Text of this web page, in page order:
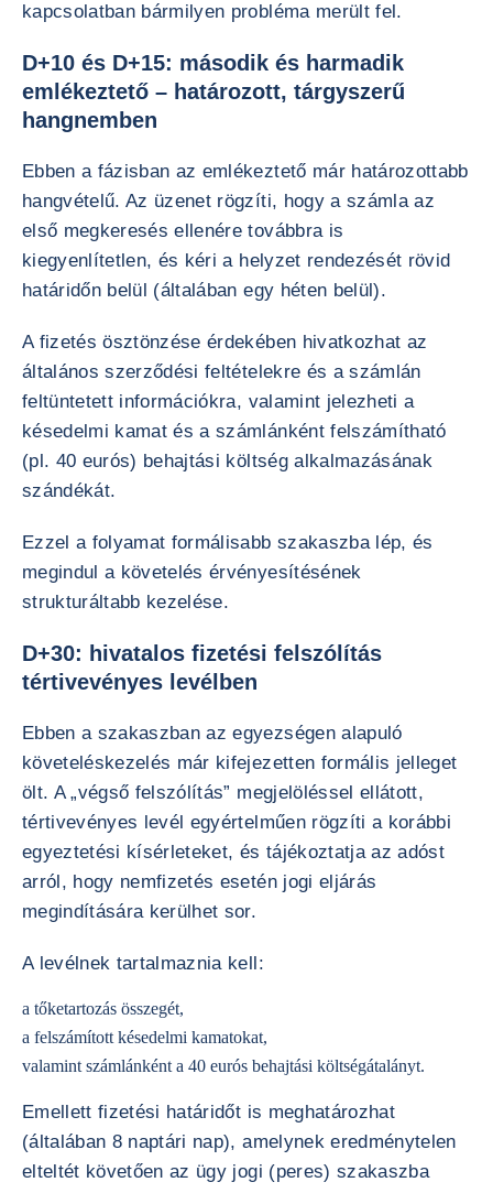
kapcsolatban bármilyen probléma merült fel.
D+10 és D+15: második és harmadik
emlékeztető – határozott, tárgyszerű
hangnemben
Ebben a fázisban az emlékeztető már határozottabb
hangvételű. Az üzenet rögzíti, hogy a számla az
első megkeresés ellenére továbbra is
kiegyenlítetlen, és kéri a helyzet rendezését rövid
határidőn belül (általában egy héten belül).
A fizetés ösztönzése érdekében hivatkozhat az
általános szerződési feltételekre és a számlán
feltüntetett információkra, valamint jelezheti a
késedelmi kamat és a számlánként felszámítható
(pl. 40 eurós) behajtási költség alkalmazásának
szándékát.
Ezzel a folyamat formálisabb szakaszba lép, és
megindul a követelés érvényesítésének
strukturáltabb kezelése.
D+30: hivatalos fizetési felszólítás
tértivevényes levélben
Ebben a szakaszban az egyezségen alapuló
követeléskezelés már kifejezetten formális jelleget
ölt. A „végső felszólítás” megjelöléssel ellátott,
tértivevényes levél egyértelműen rögzíti a korábbi
egyeztetési kísérleteket, és tájékoztatja az adóst
arról, hogy nemfizetés esetén jogi eljárás
megindítására kerülhet sor.
A levélnek tartalmaznia kell:
a tőketartozás összegét,
a felszámított késedelmi kamatokat,
valamint számlánként a 40 eurós behajtási költségátalányt.
Emellett fizetési határidőt is meghatározhat
(általában 8 naptári nap), amelynek eredménytelen
elteltét követően az ügy jogi (peres) szakaszba